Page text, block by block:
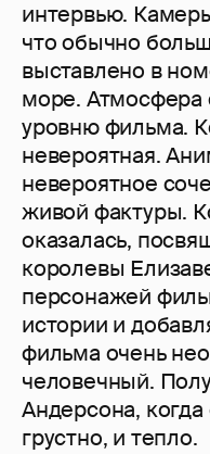
интервью.
что обычно
выставлено в
море. Атмосфера
уровню фильма.
невероятная.
невероятное
живой фактуры.
оказалась,
королевы
персонажей
истории и
фильма очень
человечный.
Андерсона,
грустно, и тепло.